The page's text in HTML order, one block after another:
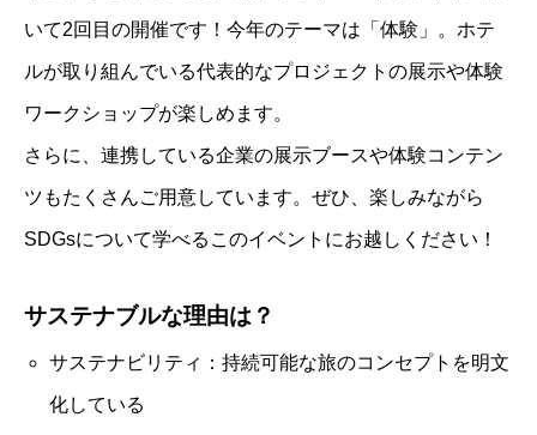
いて2回目の開催です！今年のテーマは「体験」。ホテ
ルが取り組んでいる代表的なプロジェクトの展示や体験
ワークショップが楽しめます。
さらに、連携している企業の展示ブースや体験コンテン
ツもたくさんご用意しています。ぜひ、楽しみながら
SDGsについて学べるこのイベントにお越しください！
サステナブルな理由は？
サステナビリティ：持続可能な旅のコンセプトを明文
化している